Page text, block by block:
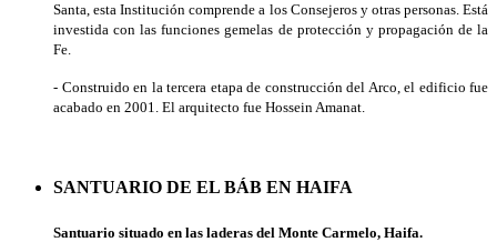
Santa, esta Institución comprende a los Consejeros y otras personas. Está
investida con las funciones gemelas de protección y propagación de la
Fe.
- Construido en la tercera etapa de construcción del Arco, el edificio fue
acabado en 2001. El arquitecto fue Hossein Amanat.
SANTUARIO DE EL BÁB EN HAIFA
Santuario situado en las laderas del Monte Carmelo, Haifa.